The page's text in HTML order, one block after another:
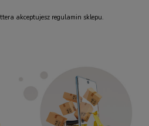
akceptujesz regulamin sklepu.